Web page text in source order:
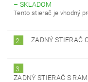
– SKLADOM
Tento stierač je vhodný
2. ZADNÝ STIERAČ
3.
ZADNÝ STIERAČ S